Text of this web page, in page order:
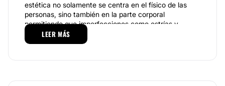
estética no solamente se centra en el físico de las
personas, sino también en la parte corporal
permitiendo que imperfecciones como estrías y
celulitis desaparezca; aunque, también podrá
encontrar aquellos tratamientos que le ayuden a
LEER MÁS